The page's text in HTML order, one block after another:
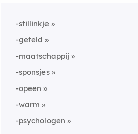
-stillinkje
-geteld
-maatschappij
-sponsjes
-opeen
-warm
-psychologen